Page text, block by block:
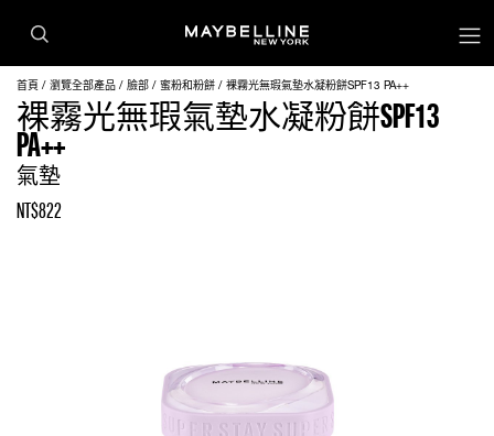
首頁 瀏覽全部產品 臉部 蜜粉和粉餅 裸霧光無瑕氣墊水凝粉餅SPF13 PA++
裸霧光無瑕氣墊水凝粉餅SPF13
PA++
氣墊
NT$822